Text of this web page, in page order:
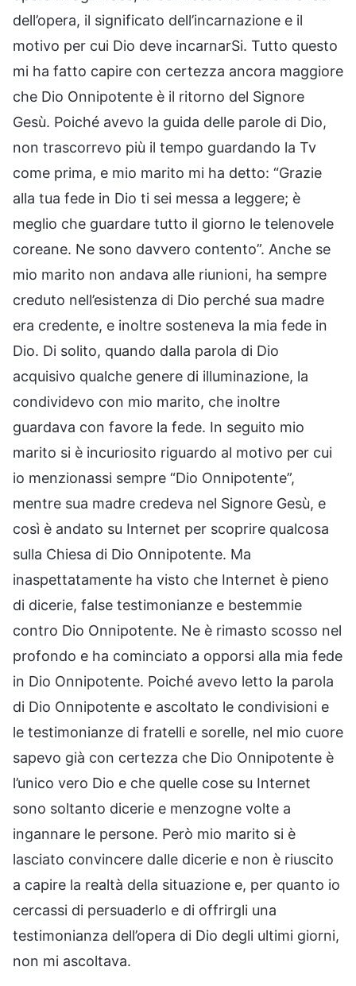
dell’opera, il significato dell’incarnazione e il
motivo per cui Dio deve incarnarSi. Tutto questo
mi ha fatto capire con certezza ancora maggiore
che Dio Onnipotente è il ritorno del Signore
Gesù. Poiché avevo la guida delle parole di Dio,
non trascorrevo più il tempo guardando la Tv
come prima, e mio marito mi ha detto: “Grazie
alla tua fede in Dio ti sei messa a leggere; è
meglio che guardare tutto il giorno le telenovele
coreane. Ne sono davvero contento”. Anche se
mio marito non andava alle riunioni, ha sempre
creduto nell’esistenza di Dio perché sua madre
era credente, e inoltre sosteneva la mia fede in
Dio. Di solito, quando dalla parola di Dio
acquisivo qualche genere di illuminazione, la
condividevo con mio marito, che inoltre
guardava con favore la fede. In seguito mio
marito si è incuriosito riguardo al motivo per cui
io menzionassi sempre “Dio Onnipotente”,
mentre sua madre credeva nel Signore Gesù, e
così è andato su Internet per scoprire qualcosa
sulla Chiesa di Dio Onnipotente. Ma
inaspettatamente ha visto che Internet è pieno
di dicerie, false testimonianze e bestemmie
contro Dio Onnipotente. Ne è rimasto scosso nel
profondo e ha cominciato a opporsi alla mia fede
in Dio Onnipotente. Poiché avevo letto la parola
di Dio Onnipotente e ascoltato le condivisioni e
le testimonianze di fratelli e sorelle, nel mio cuore
sapevo già con certezza che Dio Onnipotente è
l’unico vero Dio e che quelle cose su Internet
sono soltanto dicerie e menzogne volte a
ingannare le persone. Però mio marito si è
lasciato convincere dalle dicerie e non è riuscito
a capire la realtà della situazione e, per quanto io
cercassi di persuaderlo e di offrirgli una
testimonianza dell’opera di Dio degli ultimi giorni,
non mi ascoltava.